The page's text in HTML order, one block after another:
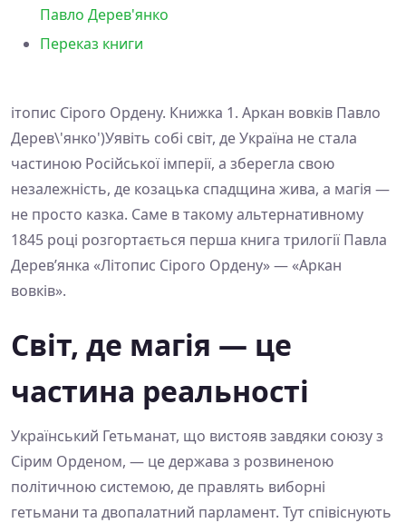
Павло Дерев'янко
Переказ книги
ітопис Сірого Ордену. Книжка 1. Аркан вовків Павло
Дерев\'янко')Уявіть собі світ, де Україна не стала
частиною Російської імперії, а зберегла свою
незалежність, де козацька спадщина жива, а магія —
не просто казка. Саме в такому альтернативному
1845 році розгортається перша книга трилогії Павла
Дерев’янка «Літопис Сірого Ордену» — «Аркан
вовків».
Світ, де магія — це
частина реальності
Український Гетьманат, що вистояв завдяки союзу з
Сірим Орденом, — це держава з розвиненою
політичною системою, де правлять виборні
гетьмани та двопалатний парламент. Тут співіснують